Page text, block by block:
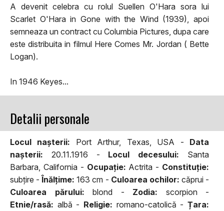
A devenit celebra cu rolul Suellen O'Hara sora lui
Scarlet O'Hara in Gone with the Wind (1939), apoi
semneaza un contract cu Columbia Pictures, dupa care
este distribuita in filmul Here Comes Mr. Jordan ( Bette
Logan).
In 1946 Keyes...
Detalii personale
Locul naşterii: Port Arthur, Texas, USA - Data
naşterii: 20.11.1916 - Locul decesului: Santa
Barbara, California - Ocupaţie: Actrita - Constituţie:
subţire -Înălţime: 163 cm - Culoarea ochilor: căprui -
Culoarea părului: blond - Zodia: scorpion -
Etnie/rasă: albă - Religie: romano-catolică - Țara: